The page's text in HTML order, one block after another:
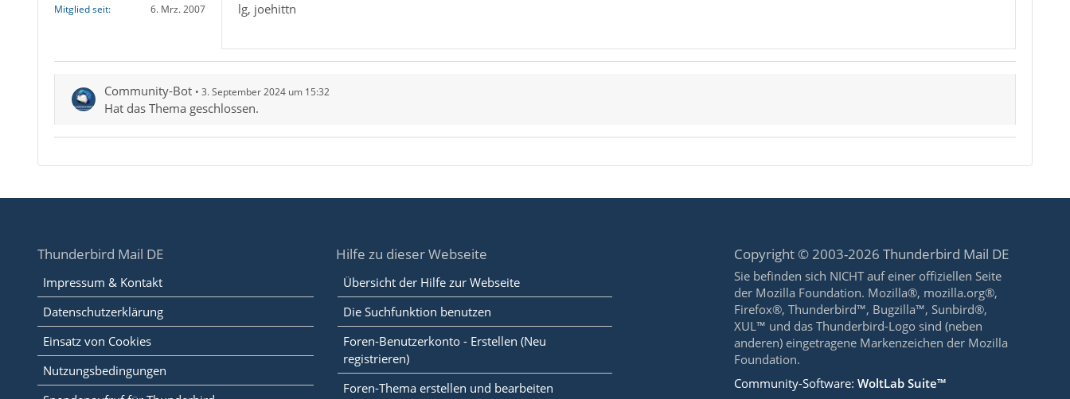
Mitglied seit
6. Mrz. 2007 lg, joehittn
Community-Bot 3. September 2024 um 15:32
Hat das Thema geschlossen.
Thunderbird Mail DE
Impressum & Kontakt
Datenschutzerklärung
Einsatz von Cookies
Nutzungsbedingungen
Hilfe zu dieser Webseite
Übersicht der Hilfe zur Webseite
Die Suchfunktion benutzen
Foren-Benutzerkonto - Erstellen (Neu
registrieren)
Foren-Thema erstellen und bearbeiten
Copyright © 2003-2026 Thunderbird Mail DE
Sie befinden sich NICHT auf einer offiziellen Seite
der Mozilla Foundation. Mozilla®, mozilla.org®,
Firefox®, Thunderbird™, Bugzilla™, Sunbird®,
XUL™ und das Thunderbird-Logo sind (neben
anderen) eingetragene Markenzeichen der Mozilla
Foundation.
Community-Software:WoltLab Suite™